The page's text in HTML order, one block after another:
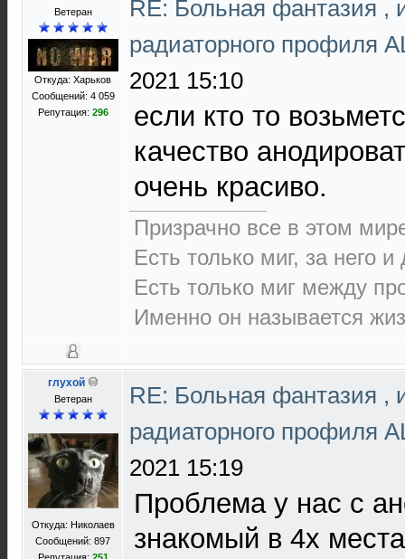
Ветеран
Откуда: Харьков
Сообщений: 4 059
Репутация: 296
RE: Больная фантазия ,
радиаторного профиля
2021 15:10
если кто то
качество
очень красиво.
Призрачно все в этом
Есть только миг, за него
Есть только миг между
Именно он называется
глухой
Ветеран
Откуда: Николаев
Сообщений: 897
RE: Больная фантазия ,
радиаторного профиля
2021 15:19
Проблема у нас с
знакомый в 4х